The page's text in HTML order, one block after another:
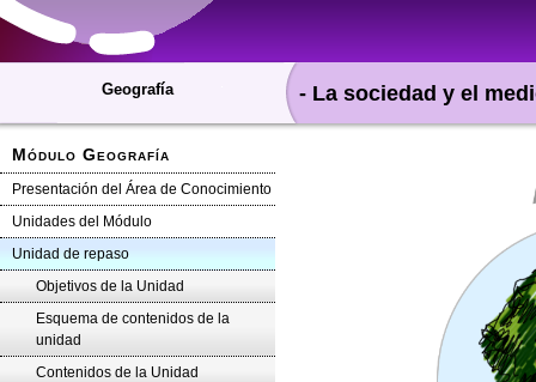
Geografía
Módulo Geografía
Presentación del Área de Conocimiento
Unidades del Módulo
Unidad de repaso
Objetivos de la Unidad
Esquema de contenidos de la
unidad
Contenidos de la Unidad
- La sociedad y el